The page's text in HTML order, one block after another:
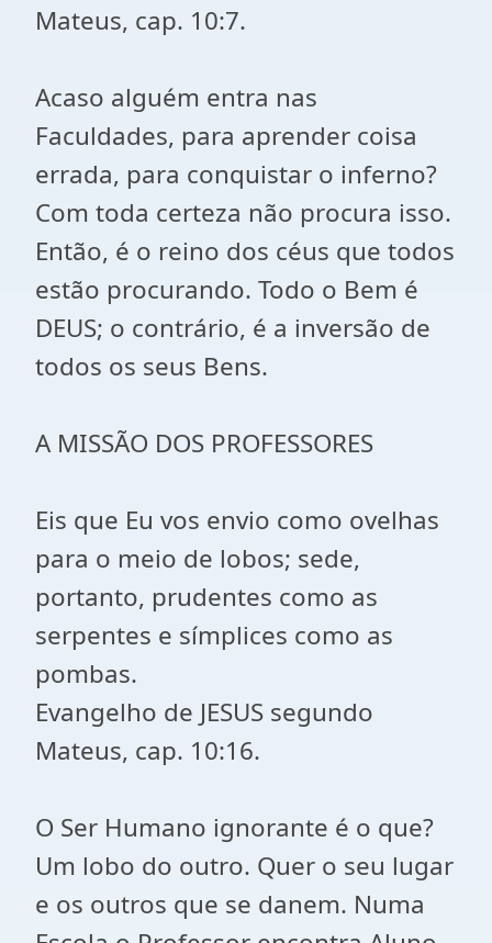
Mateus, cap. 10:7.
Acaso alguém entra nas
Faculdades, para aprender coisa
errada, para conquistar o inferno?
Com toda certeza não procura isso.
Então, é o reino dos céus que todos
estão procurando. Todo o Bem é
DEUS; o contrário, é a inversão de
todos os seus Bens.
A MISSÃO DOS PROFESSORES
Eis que Eu vos envio como ovelhas
para o meio de lobos; sede,
portanto, prudentes como as
serpentes e símplices como as
pombas.
Evangelho de JESUS segundo
Mateus, cap. 10:16.
O Ser Humano ignorante é o que?
Um lobo do outro. Quer o seu lugar
e os outros que se danem. Numa